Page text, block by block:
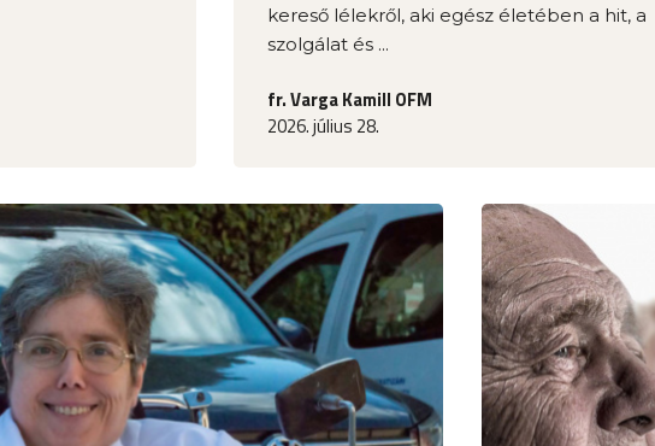
kereső lélekről, aki egész életében a hit, a
szolgálat és ...
fr. Varga Kamill OFM
2026. július 28.